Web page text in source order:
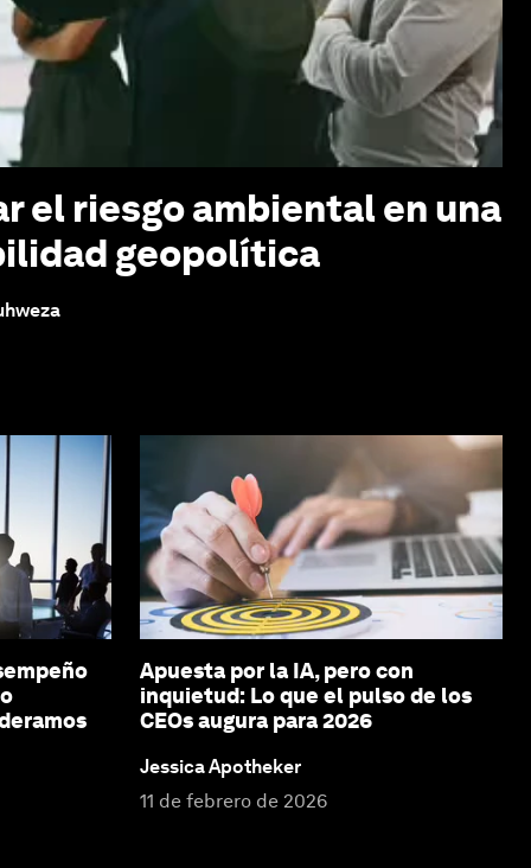
el riesgo ambiental en una
geopolítica
Apuesta por la IA, pero con
inquietud: Lo que el pulso de los
CEOs augura para 2026
Jessica Apotheker
11 de febrero de 2026